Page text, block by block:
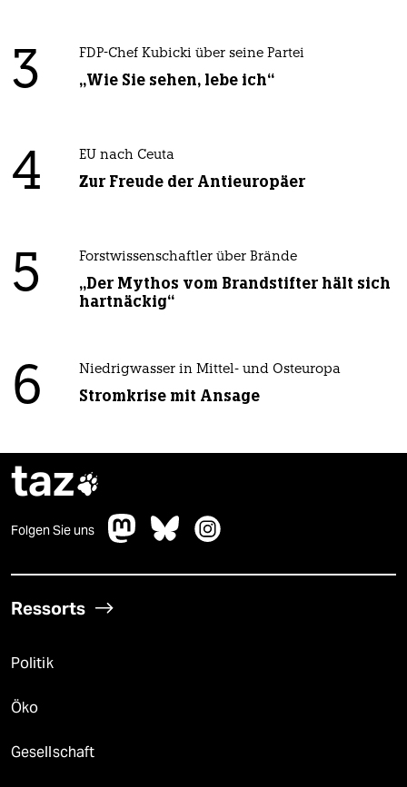
3 FDP-Chef Kubicki über seine Partei
„Wie Sie sehen, lebe ich“
4 EU nach Ceuta
Zur Freude der Antieuropäer
5 Forstwissenschaftler über Brände
„Der Mythos vom Brandstifter hält sich
hartnäckig“
6 Niedrigwasser in Mittel- und Osteuropa
Stromkrise mit Ansage
taz
Folgen Sie uns
Ressorts
Politik
Öko
Gesellschaft